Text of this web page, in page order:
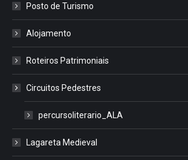
Posto de Turismo
Alojamento
Roteiros Patrimoniais
Circuitos Pedestres
percursoliterario_ALA
Lagareta Medieval